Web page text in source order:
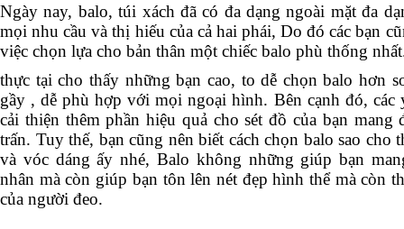
Ngày nay, balo, túi xách đã có đa dạng ngoài mặt đa
mọi nhu cầu và thị hiếu của cả hai phái, Do đó các bạn
việc chọn lựa cho bản thân một chiếc balo phù thống
thực tại cho thấy những bạn cao, to dễ chọn balo hơn
gầy , dễ phù hợp với mọi ngoại hình. Bên cạnh đó, các
cải thiện thêm phần hiệu quả cho sét đồ của bạn
trấn. Tuy thế, bạn cũng nên biết cách chọn balo sao cho
và vóc dáng ấy nhé, Balo không những giúp bạn
nhân mà còn giúp bạn tôn lên nét đẹp hình thể mà còn
của người đeo.